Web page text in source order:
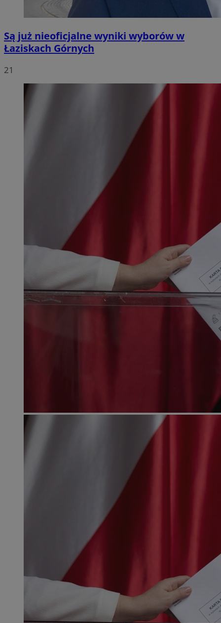
Są już nieoficjalne wyniki wyborów w
Łaziskach Górnych
21